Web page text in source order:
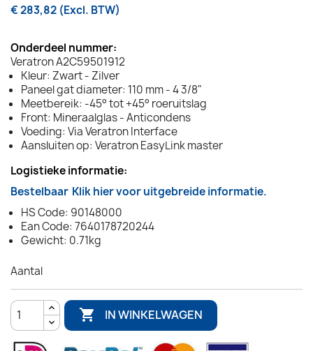
€ 283,82 (Excl. BTW)
Onderdeel nummer:
Veratron A2C59501912
Kleur: Zwart - Zilver
Paneel gat diameter: 110 mm - 4 3/8"
Meetbereik: -45° tot +45° roeruitslag
Front: Mineraalglas - Anticondens
Voeding: Via Veratron Interface
Aansluiten op: Veratron EasyLink master
Logistieke informatie:
Bestelbaar Klik hier voor uitgebreide informatie.
HS Code: 90148000
Ean Code: 7640178720244
Gewicht: 0.71kg
Aantal
 IN WINKELWAGEN